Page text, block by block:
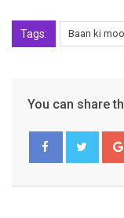
Tags: Baan ki
You can share